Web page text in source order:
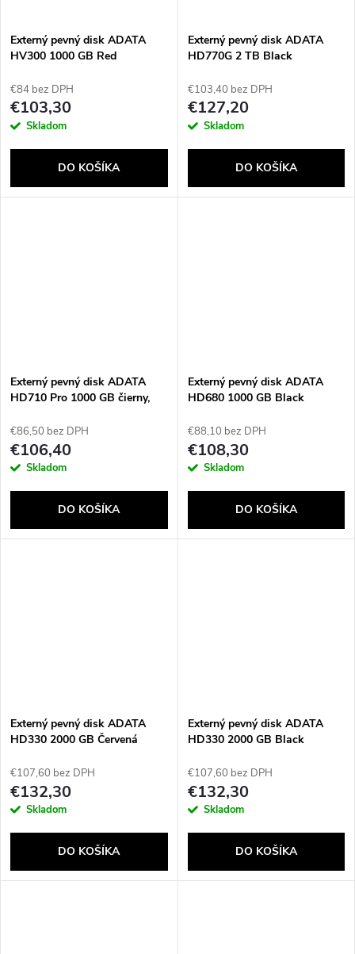
Externý pevný disk ADATA
HV300 1000 GB Red
€84 bez DPH
€103,30
Skladom
DO KOŠÍKA
Externý pevný disk ADATA
HD770G 2 TB Black
€103,40 bez DPH
€127,20
Skladom
DO KOŠÍKA
Externý pevný disk ADATA
HD710 Pro 1000 GB čierny,
€86,50 bez DPH
€106,40
Skladom
DO KOŠÍKA
Externý pevný disk ADATA
HD680 1000 GB Black
€88,10 bez DPH
€108,30
Skladom
DO KOŠÍKA
Externý pevný disk ADATA
HD330 2000 GB Červená
€107,60 bez DPH
€132,30
Skladom
DO KOŠÍKA
Externý pevný disk ADATA
HD330 2000 GB Black
€107,60 bez DPH
€132,30
Skladom
DO KOŠÍKA